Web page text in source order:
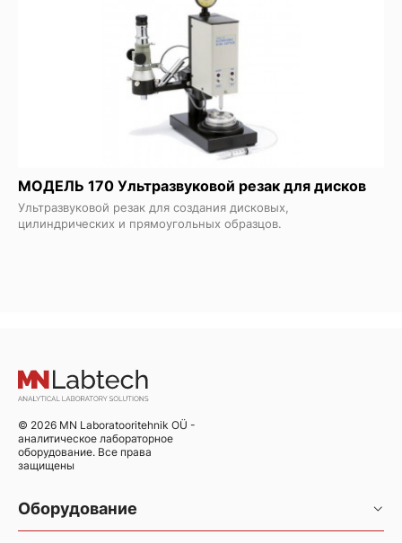
МОДЕЛЬ 170 Ультразвуковой резак для дисков
Ультразвуковой резак для создания дисковых,
цилиндрических и прямоугольных образцов.
© 2026 MN Laboratooritehnik OÜ -
аналитическое лабораторное
оборудование. Все права
защищены
Оборудование